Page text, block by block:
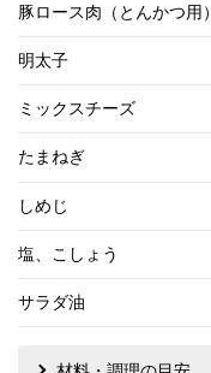
豚ロース肉（とんかつ用）
明太子
ミックスチーズ
たまねぎ
しめじ
塩、こしょう
サラダ油